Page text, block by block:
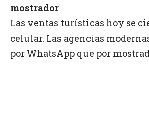
mostrador
Las ventas turísticas hoy se
celular. Las agencias
por WhatsApp que por